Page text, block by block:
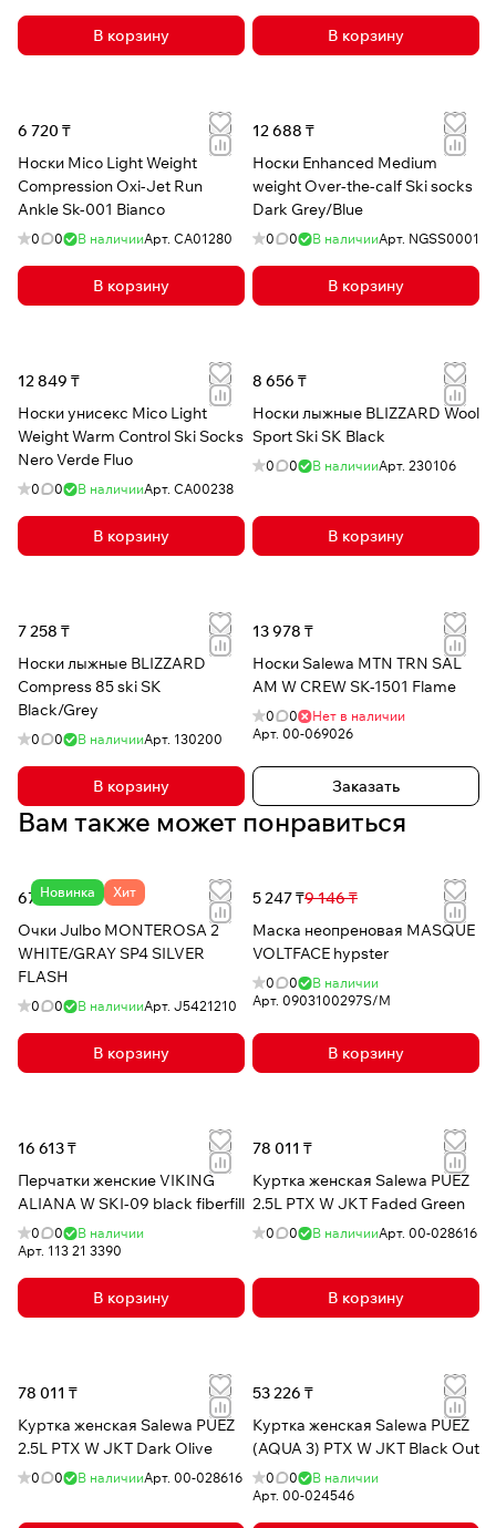
В корзину В корзину
6 720 ₸
Носки Mico Light Weight
Compression Oxi-Jet Run
Ankle Sk-001 Bianco
0 0 В наличииАрт. CA01280
В корзину
12 688 ₸
Носки Enhanced Medium
weight Over-the-calf Ski socks
Dark Grey/Blue
0 0 В наличииАрт. NGSS0001
В корзину
12 849 ₸
Носки унисекс Mico Light
Weight Warm Control Ski Socks
Nero Verde Fluo
0 0 В наличииАрт. CA00238
В корзину
8 656 ₸
Носки лыжные BLIZZARD Wool
Sport Ski SK Black
0 0 В наличииАрт. 230106
В корзину
7 258 ₸
Носки лыжные BLIZZARD
Compress 85 ski SK
Black/Grey
0 0 В наличииАрт. 130200
В корзину
13 978 ₸
Носки Salewa MTN TRN SAL
AM W CREW SK-1501 Flame
0 0
Нет в наличии
Арт. 00-069026
Заказать
Вам также может понравиться
Новинка Хит
67 204 ₸
Очки Julbo MONTEROSA 2
WHITE/GRAY SP4 SILVER
FLASH
0 0 В наличииАрт. J5421210
В корзину
5 247 ₸9 146 ₸
Маска неопреновая MASQUE
VOLTFACE hypster
0 0
В наличии
Арт. 0903100297S/M
В корзину
16 613 ₸
Перчатки женские VIKING
ALIANA W SKI-09 black fiberfill
0 0
В наличии
Арт. 113 21 3390
В корзину
78 011 ₸
Куртка женская Salewa PUEZ
2.5L PTX W JKT Faded Green
0 0 В наличииАрт. 00-028616
В корзину
78 011 ₸
Куртка женская Salewa PUEZ
2.5L PTX W JKT Dark Olive
0 0 В наличииАрт. 00-028616
53 226 ₸
Куртка женская Salewa PUEZ
(AQUA 3) PTX W JKT Black Out
0 0
В наличии
Арт. 00-024546